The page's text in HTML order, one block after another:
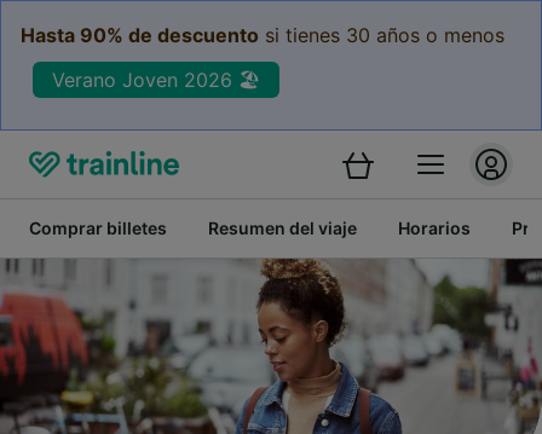
Hasta 90% de descuento si tienes 30 años o menos
Verano Joven 2026 🏖️
Comprar billetes Resumen del viaje Horarios